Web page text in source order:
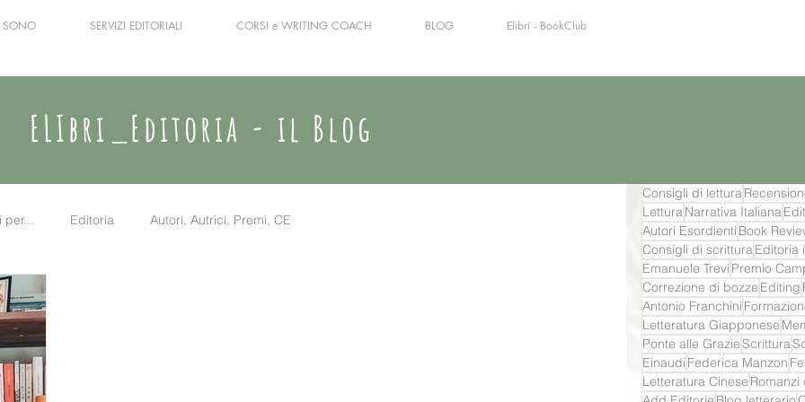
SONO SERVIZI EDITORIALI CORSI e WRITING COACH BLOG Elibri - BookClub
ELIbri_Editoria - il Blog
Editoria Autori, Autrici, Premi, CE
Consigli di lettura
LetturaNarrativa Italiana
Autori Esordienti Book
Consigli di scritturaEditoria
Emanuele Trevi Premio
Correzione di bozze Editing
Antonio Franchini
Letteratura Giapponese
Ponte alle GrazieScrittura
Einaudi Federica Manzon
Letteratura Cinese Romanzi